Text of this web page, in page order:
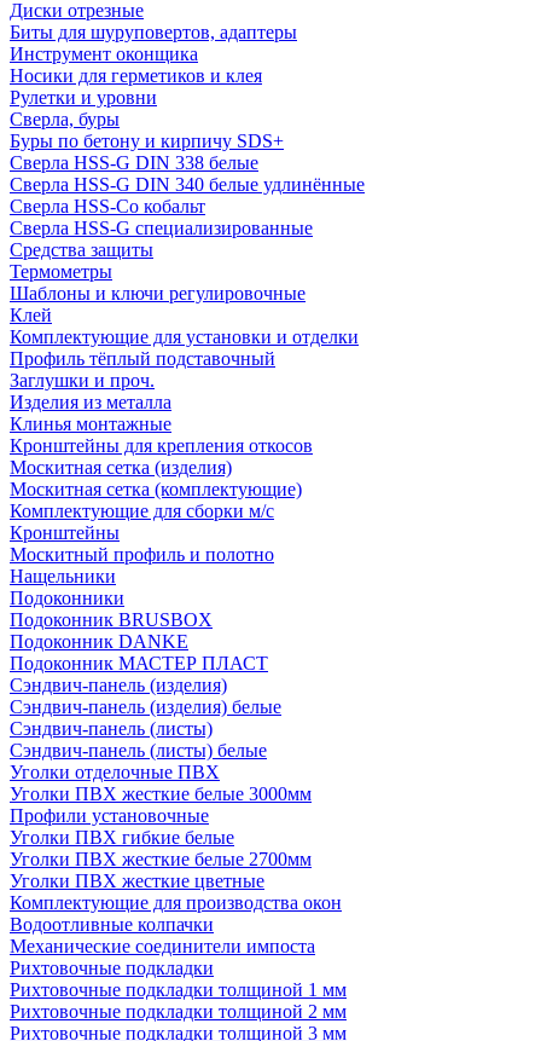
Диски отрезные
Биты для шуруповертов, адаптеры
Инструмент оконщика
Носики для герметиков и клея
Рулетки и уровни
Сверла, буры
Буры по бетону и кирпичу SDS+
Сверла HSS-G DIN 338 белые
Сверла HSS-G DIN 340 белые удлинённые
Сверла HSS-Co кобальт
Сверла HSS-G специализированные
Средства защиты
Термометры
Шаблоны и ключи регулировочные
Клей
Комплектующие для установки и отделки
Профиль тёплый подставочный
Заглушки и проч.
Изделия из металла
Клинья монтажные
Кронштейны для крепления откосов
Москитная сетка (изделия)
Москитная сетка (комплектующие)
Комплектующие для сборки м/с
Кронштейны
Москитный профиль и полотно
Нащельники
Подоконники
Подоконник BRUSBOX
Подоконник DANKE
Подоконник МАСТЕР ПЛАСТ
Сэндвич-панель (изделия)
Сэндвич-панель (изделия) белые
Сэндвич-панель (листы)
Сэндвич-панель (листы) белые
Уголки отделочные ПВХ
Уголки ПВХ жесткие белые 3000мм
Профили установочные
Уголки ПВХ гибкие белые
Уголки ПВХ жесткие белые 2700мм
Уголки ПВХ жесткие цветные
Комплектующие для производства окон
Водоотливные колпачки
Механические соединители импоста
Рихтовочные подкладки
Рихтовочные подкладки толщиной 1 мм
Рихтовочные подкладки толщиной 2 мм
Рихтовочные подкладки толщиной 3 мм